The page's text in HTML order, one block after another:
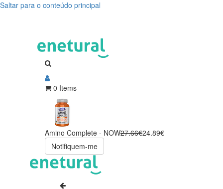
Saltar para o conteúdo principal
0 Items
Amino Complete - NOW27.66€24.89€
Notifiquem-me